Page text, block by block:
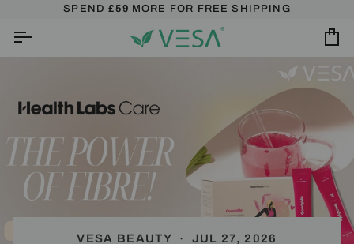
content
FREE SHIPPING OVER £45 – USE A CODE FREE45
SPEND£59 MORE FOR FREE SHIPPING
VESA BEAUTY JUL 27, 2026